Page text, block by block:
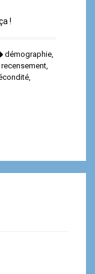
!
démographie
recensement